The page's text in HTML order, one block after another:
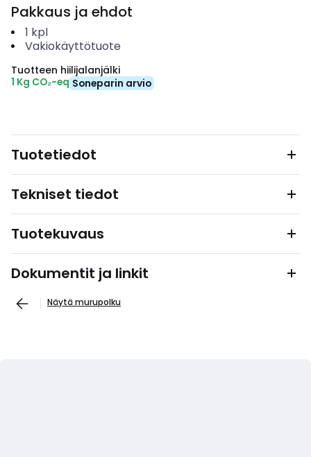
Pakkaus ja ehdot
1 kpl
Vakiokäyttötuote
Tuotteen hiilijalanjälki
1 Kg CO₂-eq Soneparin arvio
Tuotetiedot
Tekniset tiedot
Tuotekuvaus
Dokumentit ja linkit
Näytä murupolku